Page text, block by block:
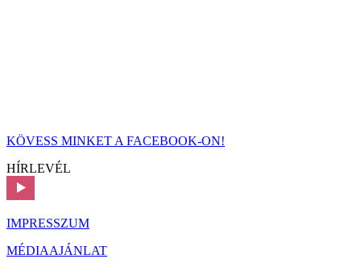
KÖVESS MINKET A FACEBOOK-ON!
HÍRLEVÉL
IMPRESSZUM
MÉDIAAJÁNLAT